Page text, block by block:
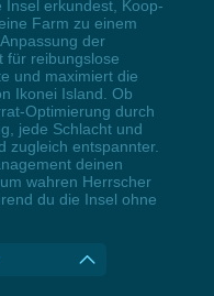
erkundest, Koop-
Farm zu einem
der
für reibungslose
und maximiert die
Ikonei Island. Ob
Optimierung durch
jede Schlacht und
zugleich entspannter.
deinen
wahren Herrscher
du die Insel ohne